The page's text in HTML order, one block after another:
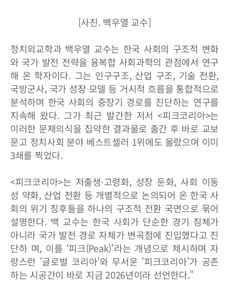
[사진. 백우열 교수]
정치외교학과 백우열 교수는 한국 사회의 구조적 변화
와 국가 발전 전략을 융복합 사회과학의 관점에서 연구
해 온 학자이다. 그는 인구구조, 산업 구조, 기술 전환,
국방군사, 국가 성장 모델 등 거시적 흐름을 통합적으로
분석하며 한국 사회의 중장기 경로를 진단하는 연구를
지속해 왔다. 그가 최근 발간한 저서 <피크코리아>는
이러한 문제의식을 집약한 결과물로 출간 후 바로 교보
문고 정치사회 분야 베스트셀러 1위에도 올랐으며 이미
3쇄를 찍었다.
<피크코리아>는 저출생·고령화, 성장 둔화, 사회 이동
성 약화, 산업 전환 등 개별적으로 논의되어 온 한국 사
회의 위기 징후들을 하나의 구조적 전환 국면으로 묶어
설명한다. 백 교수는 한국 사회가 단순한 경기 침체가
아니라 국가 발전 경로 자체가 변곡점에 진입했다고 진
단하 며, 이를 ‘피크(Peak)’라는 개념으로 제시하며 자
랑스런 '글로벌 코리아'와 무서운 '피크코리아'가 공존
하는 시공간이 바로 지금 2026년이라 선언한다."